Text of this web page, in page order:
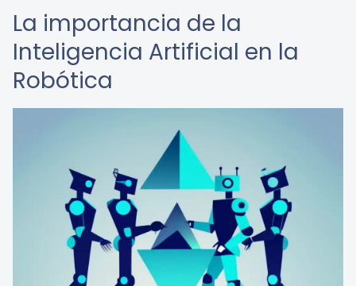
La importancia de la
Inteligencia Artificial en la
Robótica